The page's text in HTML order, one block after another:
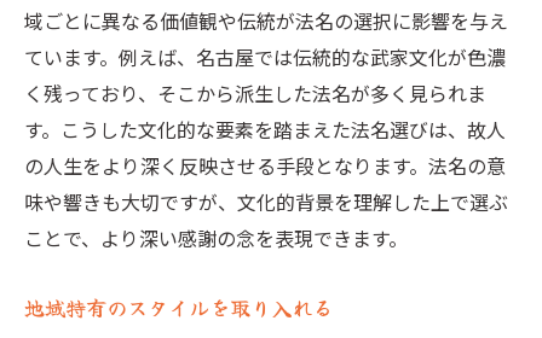
域ごとに異なる価値観や伝統が法名の選択に影響を与え
ています。例えば、名古屋では伝統的な武家文化が色濃
く残っており、そこから派生した法名が多く見られま
す。こうした文化的な要素を踏まえた法名選びは、故人
の人生をより深く反映させる手段となります。法名の意
味や響きも大切ですが、文化的背景を理解した上で選ぶ
ことで、より深い感謝の念を表現できます。
地域特有のスタイルを取り入れる